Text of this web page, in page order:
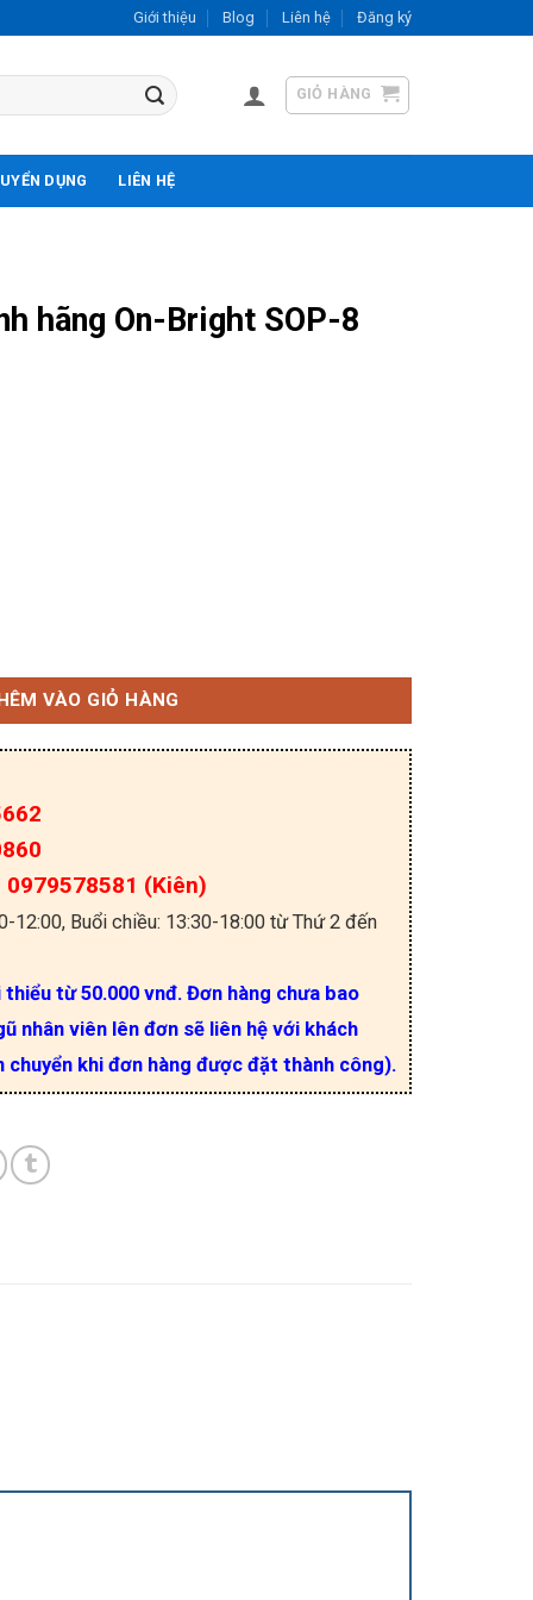
Giới thiệu Blog Liên hệ Đăng ký
GIỎ HÀNG
DỤNG LIÊN HỆ
hãng On-Bright SOP-8
VÀO GIỎ HÀNG
(Kiên)
12:00, Buổi chiều: 13:30-18:00 từ Thứ 2 đến
từ 50.000 vnđ. Đơn hàng chưa bao
nhân viên lên đơn sẽ liên hệ với khách
chuyển khi đơn hàng được đặt thành công).